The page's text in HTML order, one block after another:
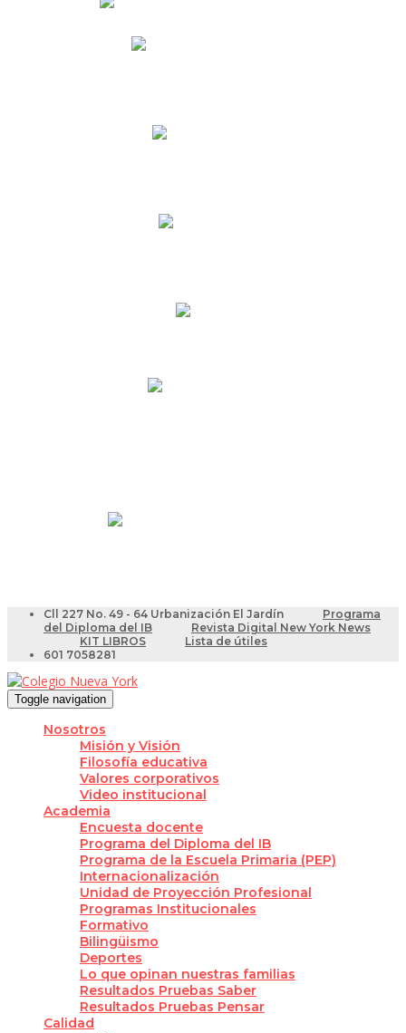
Cll 227 No. 49 - 64 Urbanización El Jardín
Programa
del Diploma del IB
Revista Digital New York News
KIT LIBROS
Lista de útiles
601 7058281
Toggle navigation
Nosotros
Misión y Visión
Filosofía educativa
Valores corporativos
Video institucional
Academia
Encuesta docente
Programa del Diploma del IB
Programa de la Escuela Primaria (PEP)
Internacionalización
Unidad de Proyección Profesional
Programas Institucionales
Formativo
Bilingüismo
Deportes
Lo que opinan nuestras familias
Resultados Pruebas Saber
Resultados Pruebas Pensar
Calidad